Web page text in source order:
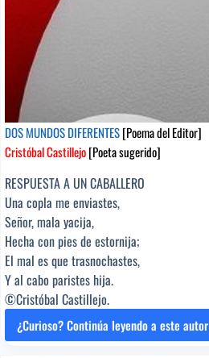
DOS MUNDOS DIFERENTES[Poema del Editor]
Cristóbal Castillejo[Poeta sugerido]
RESPUESTA A UN CABALLERO
Una copla me enviastes,
Señor, mala yacija,
Hecha con pies de estornija;
El mal es que trasnochastes,
Y al cabo paristes hija.
©Cristóbal Castillejo.
¿Curioso? Continúa leyendo a este autor
DOS